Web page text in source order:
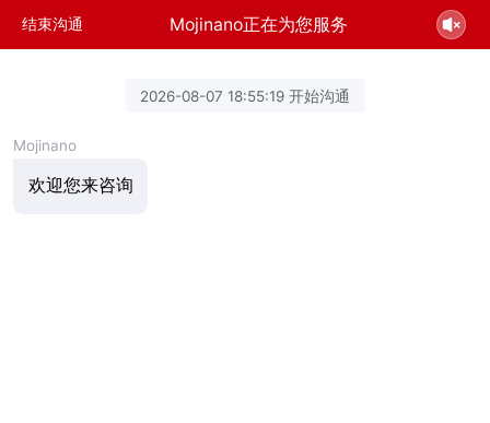
结束沟通 Mojinano正在为您服务
2026-08-07 18:55:19 开始沟通
Mojinano
欢迎您来咨询